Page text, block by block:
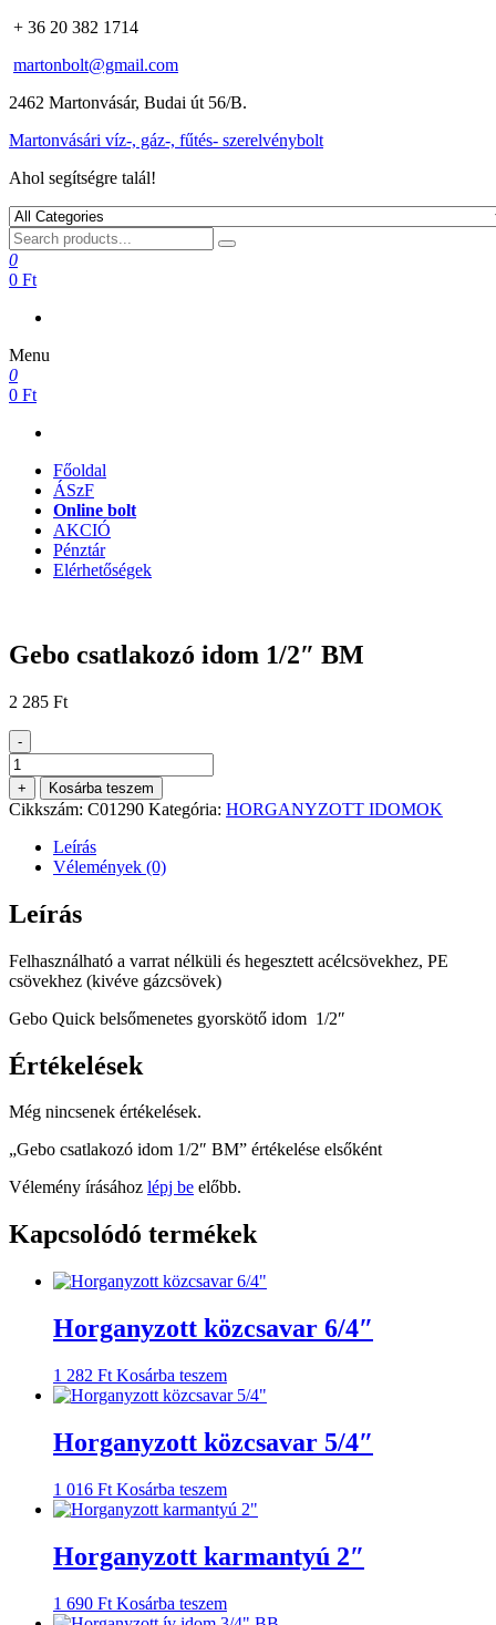
+ 36 20 382 1714
martonbolt@gmail.com
2462 Martonvásár, Budai út 56/B.
Martonvásári víz-, gáz-, fűtés- szerelvénybolt
Ahol segítségre talál!
0
0 Ft
Menu
0
0 Ft
Főoldal
ÁSzF
Online bolt
AKCIÓ
Pénztár
Elérhetőségek
Gebo csatlakozó idom 1/2″ BM
2 285 Ft
-
Gebo
csatlakozó
idom
1/2"
mennyiség
+ Kosárba teszem
Cikkszám: C01290 Kategória: HORGANYZOTT IDOMOK
Leírás
Vélemények (0)
Leírás
Felhasználható a varrat nélküli és hegesztett acélcsövekhez, PE
csövekhez (kivéve gázcsövek)
Gebo Quick belsőmenetes gyorskötő idom 1/2″
Értékelések
Még nincsenek értékelések.
„Gebo csatlakozó idom 1/2″ BM” értékelése elsőként
Vélemény írásához lépj be előbb.
Kapcsolódó termékek
Horganyzott közcsavar 6/4″
1 282 Ft Kosárba teszem
Horganyzott közcsavar 5/4″
1 016 Ft Kosárba teszem
Horganyzott karmantyú 2″
1 690 Ft Kosárba teszem